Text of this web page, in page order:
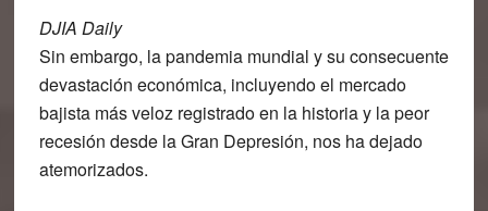
DJIA Daily
Sin embargo, la pandemia mundial y su consecuente
devastación económica, incluyendo el mercado
bajista más veloz registrado en la historia y la peor
recesión desde la Gran Depresión, nos ha dejado
atemorizados.